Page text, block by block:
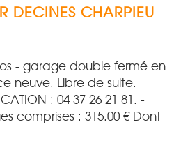
DECINES CHARPIEU
- garage double fermé en
neuve. Libre de suite.
: 04 37 26 21 81. -
comprises : 315.00 € Dont